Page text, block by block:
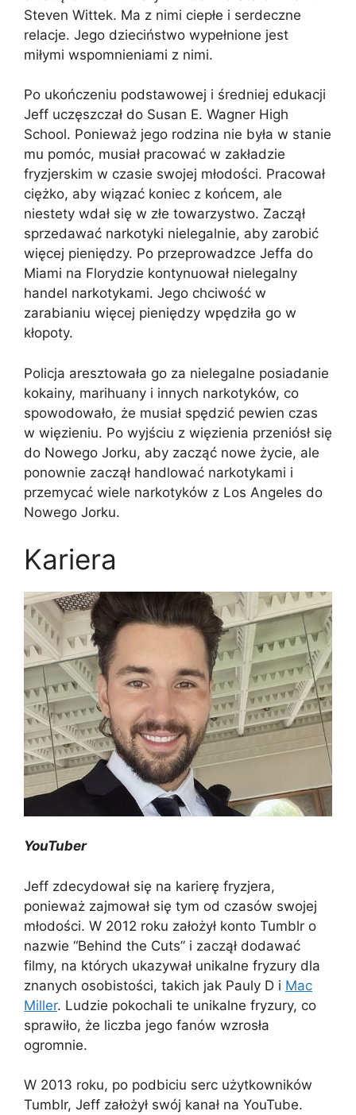
Steven Wittek. Ma z nimi ciepłe i serdeczne
relacje. Jego dzieciństwo wypełnione jest
miłymi wspomnieniami z nimi.
Po ukończeniu podstawowej i średniej edukacji
Jeff uczęszczał do Susan E. Wagner High
School. Ponieważ jego rodzina nie była w stanie
mu pomóc, musiał pracować w zakładzie
fryzjerskim w czasie swojej młodości. Pracował
ciężko, aby wiązać koniec z końcem, ale
niestety wdał się w złe towarzystwo. Zaczął
sprzedawać narkotyki nielegalnie, aby zarobić
więcej pieniędzy. Po przeprowadzce Jeffa do
Miami na Florydzie kontynuował nielegalny
handel narkotykami. Jego chciwość w
zarabianiu więcej pieniędzy wpędziła go w
kłopoty.
Policja aresztowała go za nielegalne posiadanie
kokainy, marihuany i innych narkotyków, co
spowodowało, że musiał spędzić pewien czas
w więzieniu. Po wyjściu z więzienia przeniósł się
do Nowego Jorku, aby zacząć nowe życie, ale
ponownie zaczął handlować narkotykami i
przemycać wiele narkotyków z Los Angeles do
Nowego Jorku.
Kariera
YouTuber
Jeff zdecydował się na karierę fryzjera,
ponieważ zajmował się tym od czasów swojej
młodości. W 2012 roku założył konto Tumblr o
nazwie “Behind the Cuts” i zaczął dodawać
filmy, na których ukazywał unikalne fryzury dla
znanych osobistości, takich jak Pauly D i Mac
Miller. Ludzie pokochali te unikalne fryzury, co
sprawiło, że liczba jego fanów wzrosła
ogromnie.
W 2013 roku, po podbiciu serc użytkowników
Tumblr, Jeff założył swój kanał na YouTube.